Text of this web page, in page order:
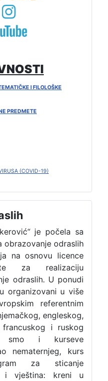
I FILOLOŠKE
PREDMETE
(COVID-19)
je počela sa
obrazovanje odraslih
na osnovu licence
za realizaciju
odraslih. U ponudi
organizovani u više
referentnim
engleskog,
francuskog i ruskog
smo i kurseve
nematernjeg, kurs
za sticanje
i vještina: kreni u